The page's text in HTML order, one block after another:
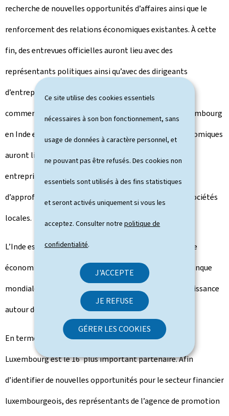
Ce site utilise des cookies essentiels
nécessaires à son bon fonctionnement, sans
usage de données à caractère personnel, et
ne pouvant pas être refusés. Des cookies non
essentiels sont utilisés à des fins statistiques
et seront activés uniquement si vous les
acceptez. Consulter notrepolitique de
confidentialité.
J'ACCEPTE
JE REFUSE
GÉRER LES COOKIES
recherche de nouvelles opportunités d’affaires ainsi que le
renforcement des relations économiques existantes. À cette
fin, des entrevues officielles auront lieu avec des
représentants politiques ainsi qu’avec des dirigeants
d’entreprises indiennes. Organisés par la Chambre de
commerce, en collaboration avec l’Ambassade du Luxembourg
en Inde et des partenaires locaux, des séminaires économiques
auront lieu à New Delhi et à Mumbai permettant aux
entreprises luxembourgeoises d’entrer en contact ou
d’approfondir leurs relations commerciales avec des sociétés
locales.
L’Inde est le pays asiatique avec la plus forte croissance
économique, dépassant celle de la Chine en 2015. La banque
mondiale prévoit pour l'Inde en 2015-16 un taux de croissance
autour de 7,3%.
En termes d'investissements directs étrangers, le
Luxembourg est le 16eplus important partenaire. Afin
d’identifier de nouvelles opportunités pour le secteur financier
luxembourgeois, des représentants de l’agence de promotion